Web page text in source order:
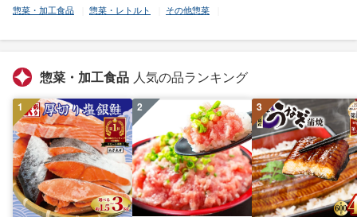
惣菜・加工食品 惣菜・レトルト その他惣菜
惣菜・加工食品 人気の品ランキング
1 2 3